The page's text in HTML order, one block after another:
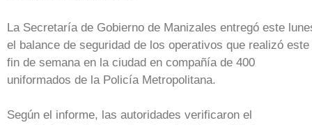
La Secretaría de Gobierno de Manizales entregó este
el balance de seguridad de los operativos que realizó este
fin de semana en la ciudad en compañía de 400
uniformados de la Policía Metropolitana.
Según el informe, las autoridades verificaron el